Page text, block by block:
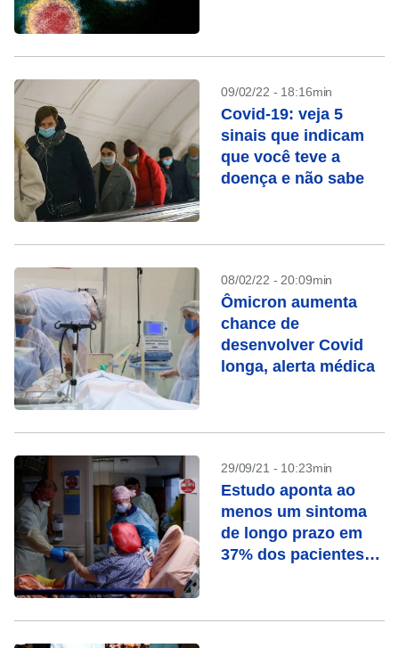
09/02/22 - 18:16min
Covid-19: veja 5
sinais que indicam
que você teve a
doença e não sabe
08/02/22 - 20:09min
Ômicron aumenta
chance de
desenvolver Covid
longa, alerta médica
29/09/21 - 10:23min
Estudo aponta ao
menos um sintoma
de longo prazo em
37% dos pacientes